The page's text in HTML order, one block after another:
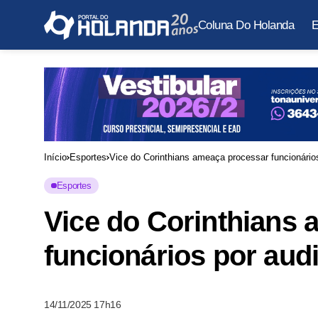
Coluna Do Holanda
Início Esportes Vice do Corinthians ameaça processar
Esportes
Vice do Corinthians
funcionários por
14/11/2025 17h16